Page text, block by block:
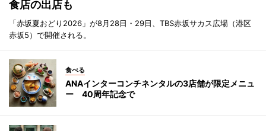
食店の出店も
「赤坂夏おどり2026」が8月28日・29日、TBS赤坂サカス広場（港区
赤坂5）で開催される。
食べる
ANAインターコンチネンタルの3店舗が限定メニュ
ー 40周年記念で